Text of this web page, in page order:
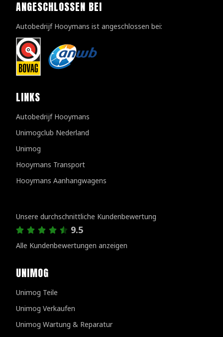
ANGESCHLOSSEN BEI
Autobedrijf Hooymans ist angeschlossen bei:
LINKS
Autobedrijf Hooymans
Unimogclub Nederland
Unimog
Hooymans Transport
Hooymans Aanhangwagens
Unsere durchschnittliche Kundenbewertung
9.5
Alle Kundenbewertungen anzeigen
UNIMOG
Unimog Teile
Unimog Verkaufen
Unimog Wartung & Reparatur